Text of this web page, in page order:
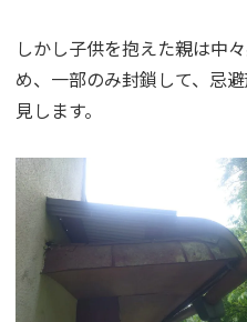
しかし子供を抱えた親は中
め、一部のみ封鎖して、忌
見します。